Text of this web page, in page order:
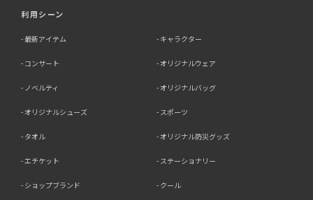
利用シーン
最新アイテム キャラクター
コンサート オリジナルウェア
ノベルティ オリジナルバッグ
オリジナルシューズ スポーツ
タオル オリジナル防災グッズ
エチケット ステーショナリー
ショップブランド クール